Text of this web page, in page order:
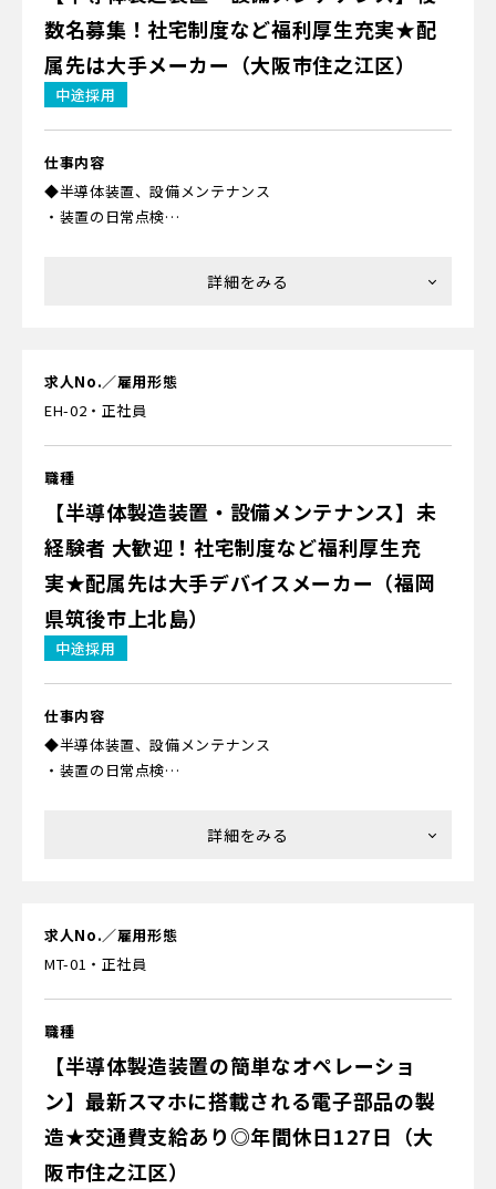
す。
▼配属先での研修
配属先の企業内にて、現場で実機を用いながらOJTで実際の
先輩スタッフがフォローするため、ムリなくスタートでき
ます。
てきた人がたくさん活躍中。理系でなくても、モノづくり
初心者でも大丈夫です！
＜研修内容について＞
▼座学研修
まずは「半導体って何？」「どんなモノに使われている
の？」などの基礎からお教えします。ほかにも「薬品を使う
衛生面、「起こりやすいミスは？」といった作業面での注
▼工場研修
際に触りながら知識を身につけていきます。クリーンルーム
が併設されているので、クリーンスーツの着方なども学べま
す。
▼配属先での研修
配属先の企業内にて、現場で実機を用いながらOJTで実際の
作業の流れを覚えていただきます。評価項目が明確で、「何
を覚えたら習熟率何％」なども確認可能です。客先を含めて
先輩スタッフがフォローするため、ムリなくスタートでき
ます。
数名募集！社宅制度など福利厚生充実★配
属先は大手メーカー（大阪市住之江区）
中途採用
仕事内容
◆半導体装置、設備メンテナンス
・装置の日常点検
24時間、365日、同じ環境内での作業ができるので、汗をか
く事もなく、快適に就業できますよ！
◎フィルターデバイスの製造・開発を行っている会社での
求人No.／雇用形態
EH-02・正社員
職種
【半導体製造装置・設備メンテナンス】未
経験者 大歓迎！社宅制度など福利厚生充
実★配属先は大手デバイスメーカー（福岡
県筑後市上北島）
中途採用
仕事内容
◆半導体装置、設備メンテナンス
・装置の日常点検
24時間、365日、同じ環境内での作業ができるので、汗をか
く事もなく、快適に就業できますよ！
◎大手デバイスメーカーでの業務です
求人No.／雇用形態
MT-01・正社員
職種
【半導体製造装置の簡単なオペレーショ
ン】最新スマホに搭載される電子部品の製
造★交通費支給あり◎年間休日127日（大
阪市住之江区）